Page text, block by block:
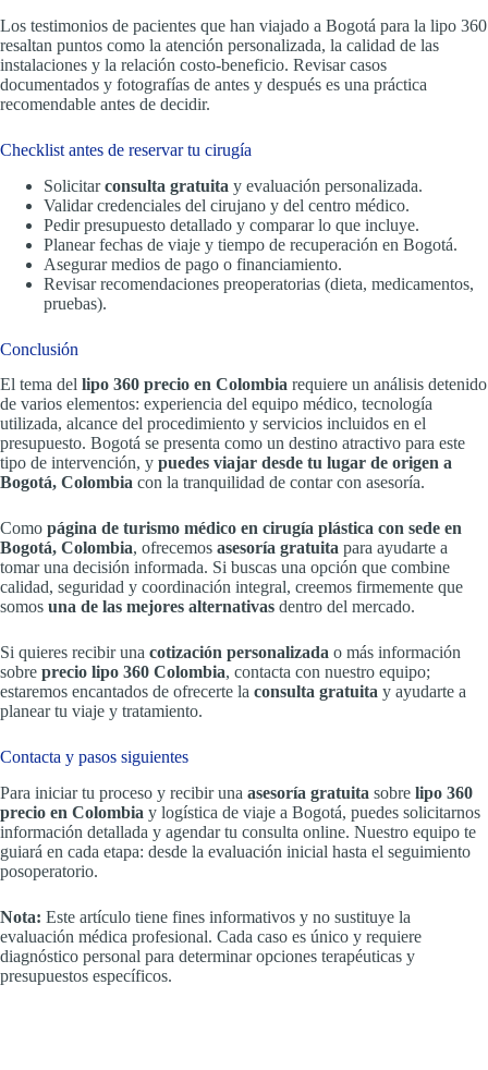
Los testimonios de pacientes que han viajado a Bogotá para la lipo 360
resaltan puntos como la atención personalizada, la calidad de las
instalaciones y la relación costo-beneficio. Revisar casos
documentados y fotografías de antes y después es una práctica
recomendable antes de decidir.
Checklist antes de reservar tu cirugía
Solicitarconsulta gratuita y evaluación personalizada.
Validar credenciales del cirujano y del centro médico.
Pedir presupuesto detallado y comparar lo que incluye.
Planear fechas de viaje y tiempo de recuperación en Bogotá.
Asegurar medios de pago o financiamiento.
Revisar recomendaciones preoperatorias (dieta, medicamentos,
pruebas).
Conclusión
El tema del lipo 360 precio en Colombia requiere un análisis detenido
de varios elementos: experiencia del equipo médico, tecnología
utilizada, alcance del procedimiento y servicios incluidos en el
presupuesto. Bogotá se presenta como un destino atractivo para este
tipo de intervención, y puedes viajar desde tu lugar de origen a
Bogotá, Colombia con la tranquilidad de contar con asesoría.
Como página de turismo médico en cirugía plástica con sede en
Bogotá, Colombia, ofrecemos asesoría gratuita para ayudarte a
tomar una decisión informada. Si buscas una opción que combine
calidad, seguridad y coordinación integral, creemos firmemente que
somos una de las mejores alternativas dentro del mercado.
Si quieres recibir una cotización personalizada o más información
sobre precio lipo 360 Colombia, contacta con nuestro equipo;
estaremos encantados de ofrecerte la consulta gratuita y ayudarte a
planear tu viaje y tratamiento.
Contacta y pasos siguientes
Para iniciar tu proceso y recibir una asesoría gratuita sobre lipo 360
precio en Colombia y logística de viaje a Bogotá, puedes solicitarnos
información detallada y agendar tu consulta online. Nuestro equipo te
guiará en cada etapa: desde la evaluación inicial hasta el seguimiento
posoperatorio.
Nota: Este artículo tiene fines informativos y no sustituye la
evaluación médica profesional. Cada caso es único y requiere
diagnóstico personal para determinar opciones terapéuticas y
presupuestos específicos.